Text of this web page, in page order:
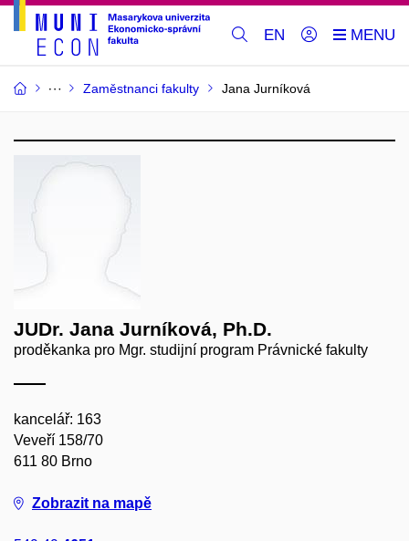
EN
Zaměstnanci fakulty Jana Jurníková
JUDr. Jana Jurníková, Ph.D.
proděkanka pro Mgr. studijní program Právnické fakulty
kancelář: 163
Veveří 158/70
611 80 Brno
Zobrazit na mapě